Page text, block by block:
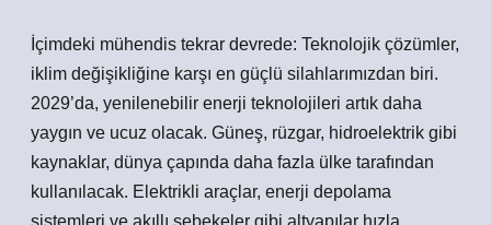
İçimdeki mühendis tekrar devrede: Teknolojik çözümler,
iklim değişikliğine karşı en güçlü silahlarımızdan biri.
2029’da, yenilenebilir enerji teknolojileri artık daha
yaygın ve ucuz olacak. Güneş, rüzgar, hidroelektrik gibi
kaynaklar, dünya çapında daha fazla ülke tarafından
kullanılacak. Elektrikli araçlar, enerji depolama
sistemleri ve akıllı şebekeler gibi altyapılar hızla